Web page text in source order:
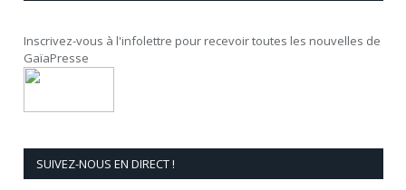
Inscrivez-vous à l'infolettre pour recevoir toutes les nouvelles de
GaïaPresse
SUIVEZ-NOUS EN DIRECT !